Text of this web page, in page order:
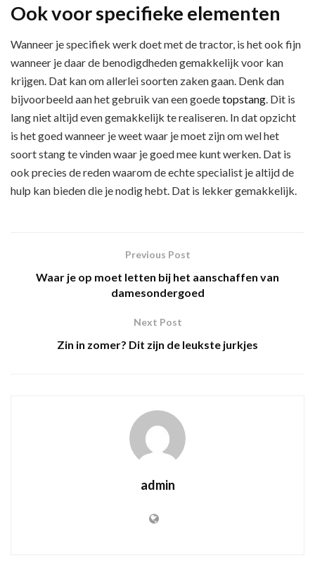
Ook voor specifieke elementen
Wanneer je specifiek werk doet met de tractor, is het ook fijn
wanneer je daar de benodigdheden gemakkelijk voor kan
krijgen. Dat kan om allerlei soorten zaken gaan. Denk dan
bijvoorbeeld aan het gebruik van een goedetopstang. Dit is
lang niet altijd even gemakkelijk te realiseren. In dat opzicht
is het goed wanneer je weet waar je moet zijn om wel het
soort stang te vinden waar je goed mee kunt werken. Dat is
ook precies de reden waarom de echte specialist je altijd de
hulp kan bieden die je nodig hebt. Dat is lekker gemakkelijk.
Previous Post
Waar je op moet letten bij het aanschaffen van
damesondergoed
Next Post
Zin in zomer? Dit zijn de leukste jurkjes
admin